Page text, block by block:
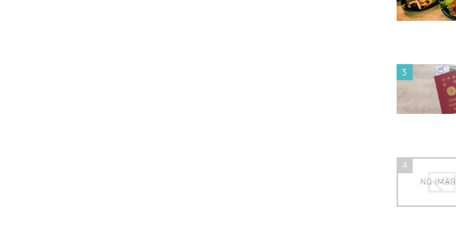
3
4